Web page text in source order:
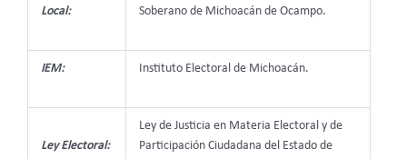
Local:
Soberano de Michoacán de Ocampo.
IEM: Instituto Electoral de Michoacán.
Ley Electoral:
Ley de Justicia en Materia Electoral y de
Participación Ciudadana del Estado de